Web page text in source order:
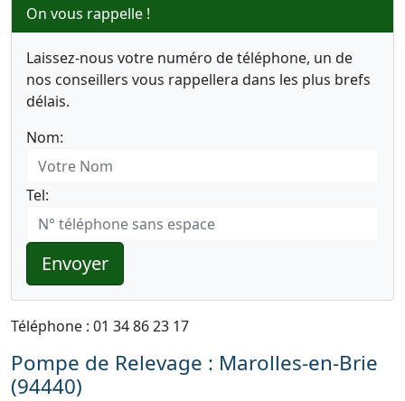
On vous rappelle !
Laissez-nous votre numéro de téléphone, un de
nos conseillers vous rappellera dans les plus brefs
délais.
Nom:
Tel:
Envoyer
Téléphone : 01 34 86 23 17
Pompe de Relevage : Marolles-en-Brie
(94440)